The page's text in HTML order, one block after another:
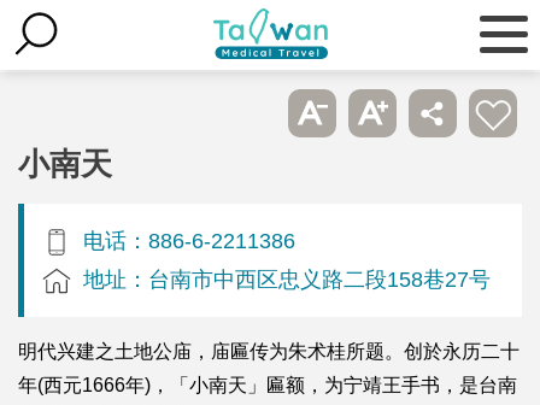
小南天
电话：886-6-2211386
地址：台南市中西区忠义路二段158巷27号
明代兴建之土地公庙，庙匾传为朱术桂所题。创於永历二十
年(西元1666年)，「小南天」匾额，为宁靖王手书，是台南